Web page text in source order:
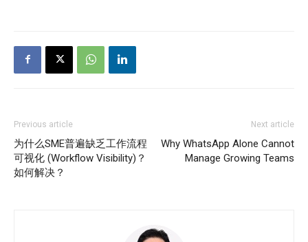
Previous article
为什么SME普遍缺乏工作流程
可视化 (Workflow Visibility)？
如何解决？
Next article
Why WhatsApp Alone Cannot
Manage Growing Teams